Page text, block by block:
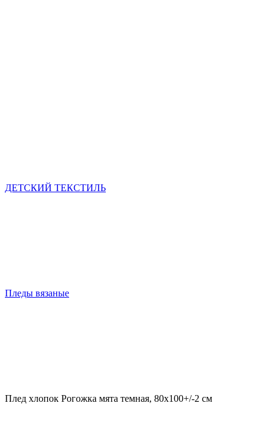
ДЕТСКИЙ ТЕКСТИЛЬ
Пледы вязаные
Плед хлопок Рогожка мята темная, 80х100+/-2 см